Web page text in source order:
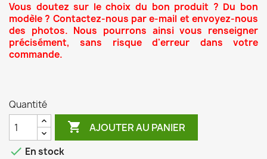
Vous doutez sur le choix du bon produit ? Du bon
modèle ? Contactez-nous par e-mail et envoyez-nous
des photos. Nous pourrons ainsi vous renseigner
précisément, sans risque d'erreur dans votre
commande.
Quantité
 AJOUTER AU PANIER
 En stock